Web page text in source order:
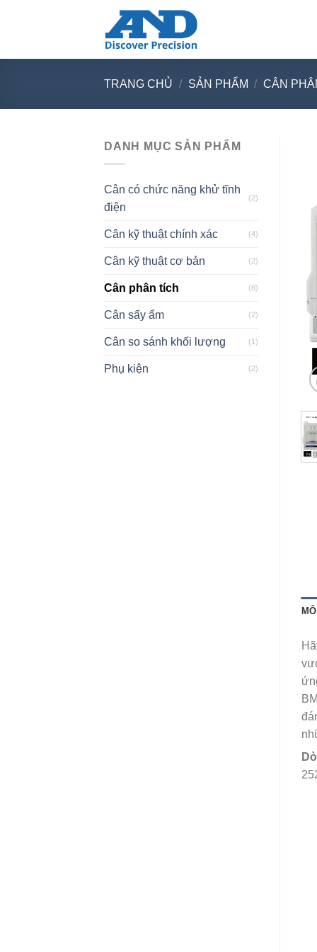
TRANG CHỦ / SẢN PHẨM / CÂN
DANH MỤC SẢN PHẨM
Cân có chức năng khử tĩnh
điện
(2)
Cân kỹ thuật chính xác (4)
Cân kỹ thuật cơ bản (2)
Cân phân tích (8)
Cân sấy ẩm (2)
Cân so sánh khối lượng (1)
Phụ kiện (2)